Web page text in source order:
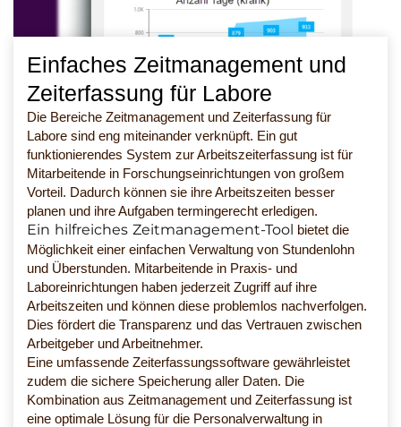
Einfaches Zeitmanagement und
Zeiterfassung für Labore
Die Bereiche Zeitmanagement und Zeiterfassung für
Labore sind eng miteinander verknüpft. Ein gut
funktionierendes System zur Arbeitszeiterfassung ist für
Mitarbeitende in Forschungseinrichtungen von großem
Vorteil. Dadurch können sie ihre Arbeitszeiten besser
planen und ihre Aufgaben termingerecht erledigen.
Ein hilfreiches Zeitmanagement-Tool bietet die
Möglichkeit einer einfachen Verwaltung von Stundenlohn
und Überstunden. Mitarbeitende in Praxis- und
Laboreinrichtungen haben jederzeit Zugriff auf ihre
Arbeitszeiten und können diese problemlos nachverfolgen.
Dies fördert die Transparenz und das Vertrauen zwischen
Arbeitgeber und Arbeitnehmer.
Eine umfassende Zeiterfassungssoftware gewährleistet
zudem die sichere Speicherung aller Daten. Die
Kombination aus Zeitmanagement und Zeiterfassung ist
eine optimale Lösung für die Personalverwaltung in